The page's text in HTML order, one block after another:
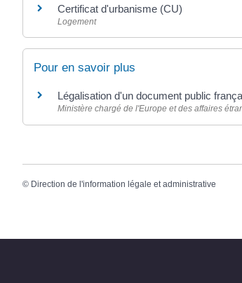
Certificat d'urbanisme (CU)
Logement
Pour en savoir plus
Légalisation d'un document public
Ministère chargé de l'Europe et des affaires
© Direction de l'information légale et administrative